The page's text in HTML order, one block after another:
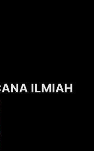
ILMIAH